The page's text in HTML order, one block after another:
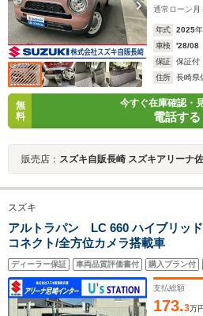
通常ローン 月
年式 2025年
車検
'28/08
保証
保証付
住所
長崎県
無
料
今すぐ在庫確認・
電話する
販売店： スズキ自販長崎 スズキアリーナ
スズキ
アルトラパン LC 660 ハイブリッ
コネクト/全方位カメラ搭載車
ディーラー保証 車両品質評価書付 購入プラン付
支払総額
173.3万